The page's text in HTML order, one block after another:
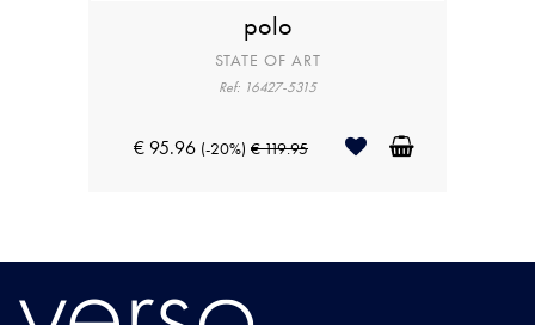
polo
STATE OF ART
Ref: 16427-5315
€ 95.96 (-20%) € 119.95